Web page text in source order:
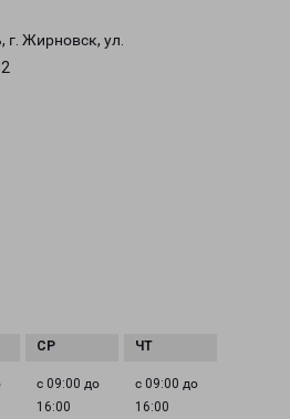
г. Жирновск, ул.
с 09:00 до
16:00
с 09:00 до
16:00